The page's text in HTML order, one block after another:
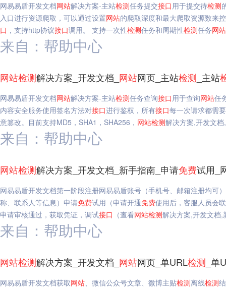
网易易盾开发文档网站解决方案-主站检测任务提交接口用于提交待检测
入口进行资源爬取，可以通过设置网站的爬取深度和最大爬取资源数来
口 ，支持http协议接口调用。 支持一次性检测任务和周期性检测任务网站
口
来自：帮助中心
网站检测解决方案_开发文档_ 网站网页_主站检测 _主站
网易易盾开发文档网站解决方案-主站检测任务查询接口用于查询网站任
内容安全服务使用签名方法对接口进行鉴权，所有接口每一次请求都需
意篡改。目前支持MD5，SHA1，SHA256， 网站检测解决方案,开发文档,
来自：帮助中心
网站检测解决方案_开发文档_新手指南_申请免费试用_
网易易盾开发文档第一阶段注册网易易盾账号（手机号、邮箱注册均可
称、联系人等信息）申请免费试用（申请开通免费使用后，客服人员会
申请审核通过，获取凭证，调试接口 （查看网站检测解决方案,开发文档,
来自：帮助中心
网站检测解决方案_开发文档_ 网站网页_单URL检测 _
网易易盾开发文档获取网站、微信公众号文章、微博主贴检测离线检测